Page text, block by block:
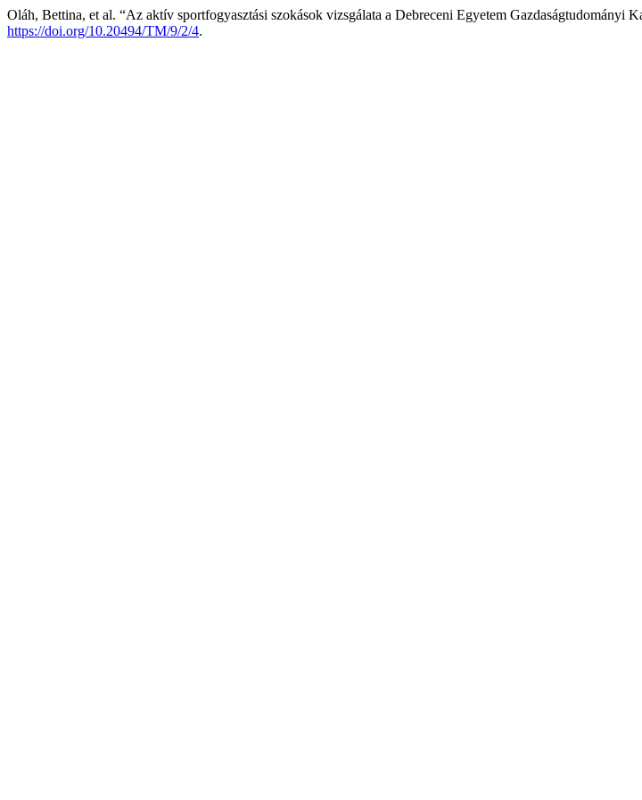
Oláh, Bettina, et al. “Az aktív sportfogyasztási szokások vizsgálata a Debreceni Egyetem Gazdaságtudományi
https://doi.org/10.20494/TM/9/2/4.